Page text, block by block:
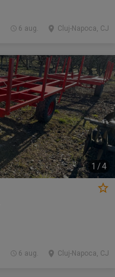
Cluj-Napoca, CJ
6 aug.
1 /4
Cluj-Napoca, CJ
6 aug.